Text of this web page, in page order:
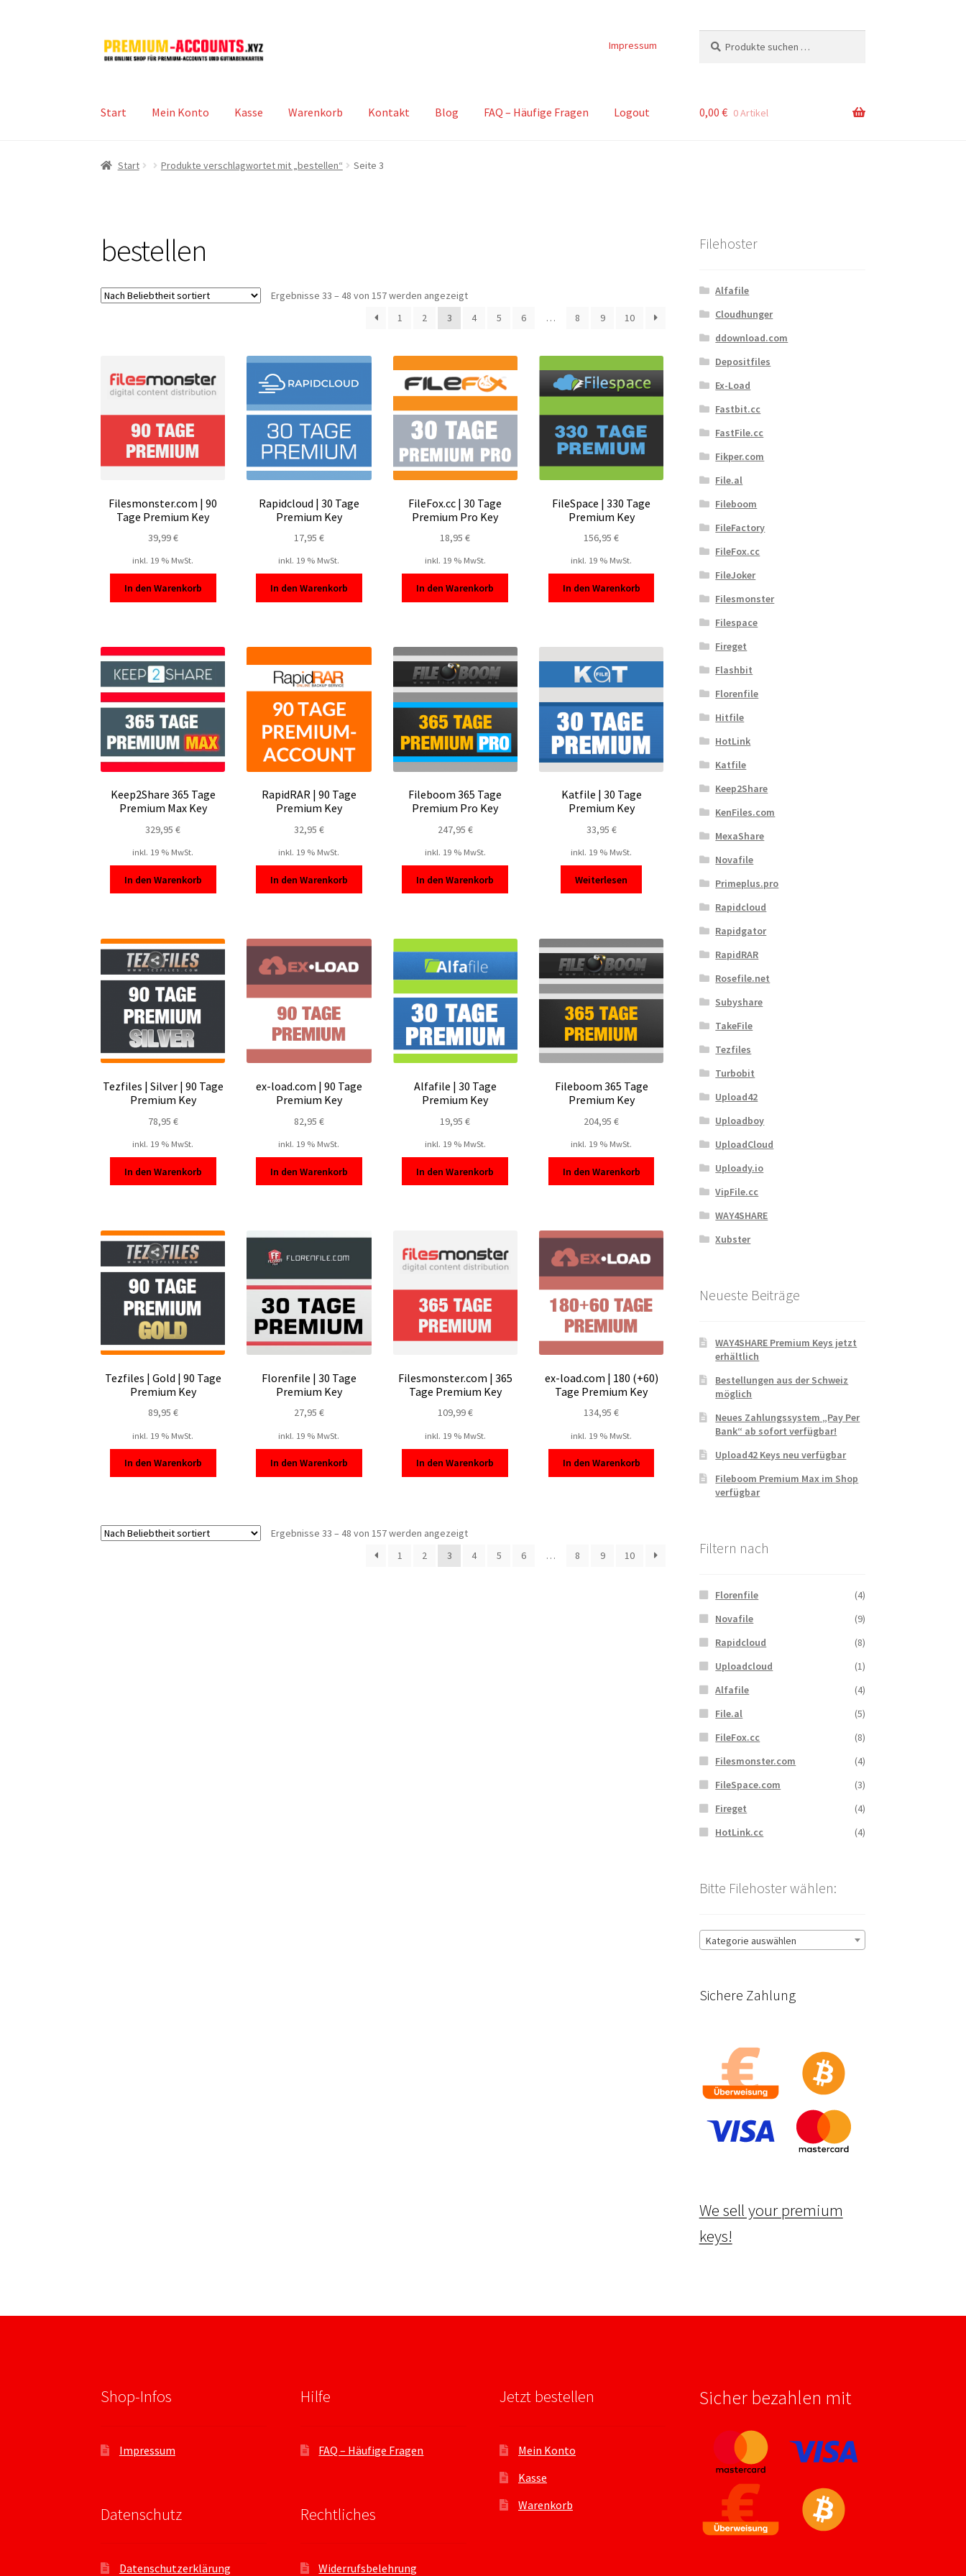
Zur
Navigation
Zum
Inhalt
Impressum
nach:
Start Mein Konto Kasse Warenkorb Kontakt Blog FAQ – Häufige Fragen Logout 0,00 € 0 Artikel
Start Produkte verschlagwortet mit „bestellen“ Seite 3
bestellen
Ergebnisse 33 – 48 von 157 werden angezeigtNach
1 2 3 4 5 6 … 8 9 10
Filesmonster.com | 90
Tage Premium Key
39,99€
inkl. 19 % MwSt.
In den Warenkorb
Rapidcloud | 30 Tage
Premium Key
17,95 €
inkl. 19 % MwSt.
In den Warenkorb
FileFox.cc | 30 Tage
Premium Pro Key
18,95€
inkl. 19 % MwSt.
In den Warenkorb
FileSpace | 330 Tage
Premium Key
156,95 €
inkl. 19 % MwSt.
In den Warenkorb
Keep2Share 365 Tage
Premium Max Key
329,95€
inkl. 19 % MwSt.
In den Warenkorb
RapidRAR | 90 Tage
Premium Key
32,95 €
inkl. 19 % MwSt.
In den Warenkorb
Fileboom 365 Tage
Premium Pro Key
247,95 €
inkl. 19 % MwSt.
In den Warenkorb
Katfile | 30 Tage
Premium Key
33,95 €
inkl. 19 % MwSt.
Weiterlesen
Tezfiles | Silver | 90 Tage
Premium Key
78,95 €
inkl. 19 % MwSt.
In den Warenkorb
ex-load.com | 90 Tage
Premium Key
82,95 €
inkl. 19 % MwSt.
In den Warenkorb
Alfafile | 30 Tage
Premium Key
19,95€
inkl. 19 % MwSt.
In den Warenkorb
Fileboom 365 Tage
Premium Key
204,95 €
inkl. 19 % MwSt.
In den Warenkorb
Tezfiles | Gold | 90 Tage
Premium Key
89,95 €
inkl. 19 % MwSt.
In den Warenkorb
Florenfile | 30 Tage
Premium Key
27,95 €
inkl. 19 % MwSt.
In den Warenkorb
Filesmonster.com | 365
Tage Premium Key
109,99€
inkl. 19 % MwSt.
In den Warenkorb
ex-load.com | 180 (+60)
Tage Premium Key
134,95 €
inkl. 19 % MwSt.
In den Warenkorb
Ergebnisse 33 – 48 von 157 werden angezeigtNach
1 2 3 4 5 6 … 8 9 10
Filehoster
Alfafile
Cloudhunger
ddownload.com
Depositfiles
Ex-Load
Fastbit.cc
FastFile.cc
Fikper.com
File.al
Fileboom
FileFactory
FileFox.cc
FileJoker
Filesmonster
Filespace
Fireget
Flashbit
Florenfile
Hitfile
HotLink
Katfile
Keep2Share
KenFiles.com
MexaShare
Novafile
Primeplus.pro
Rapidcloud
Rapidgator
RapidRAR
Rosefile.net
Subyshare
TakeFile
Tezfiles
Turbobit
Upload42
Uploadboy
UploadCloud
Uploady.io
VipFile.cc
WAY4SHARE
Xubster
Neueste Beiträge
WAY4SHARE Premium Keys jetzt
erhältlich
Bestellungen aus der Schweiz
möglich
Neues Zahlungssystem „Pay Per
Bank“ ab sofort verfügbar!
Upload42 Keys neu verfügbar
Fileboom Premium Max im Shop
verfügbar
Filtern nach
Florenfile
(4)
Novafile
(9)
Rapidcloud
(8)
Uploadcloud
(1)
Alfafile
(4)
File.al
(5)
FileFox.cc
(8)
Filesmonster.com
(4)
FileSpace.com
(3)
Fireget
(4)
HotLink.cc
(4)
Bitte Filehoster wählen:
Kategorie auswählen
Sichere Zahlung
We sell your premium
keys!
Shop-Infos
Impressum
Datenschutz
Datenschutzerklärung
Hilfe
FAQ – Häufige Fragen
Rechtliches
Widerrufsbelehrung
Jetzt bestellen
Mein Konto
Kasse
Warenkorb
Sicher bezahlen mit